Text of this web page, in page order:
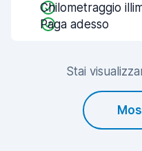
Chilometraggio
Paga adesso
Stai